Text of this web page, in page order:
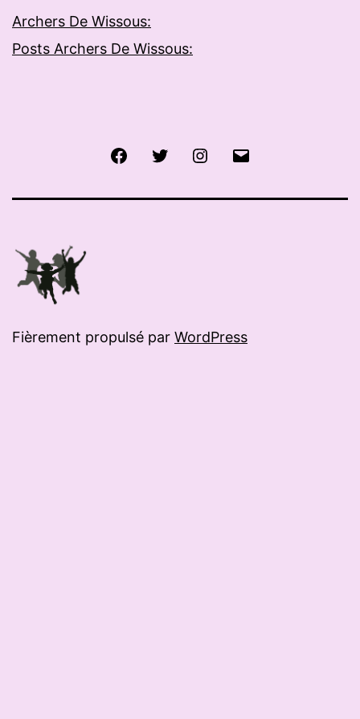
Archers De Wissous:
Posts Archers De Wissous:
FacebookTwitter Instagram
Fièrement propulsé par WordPress